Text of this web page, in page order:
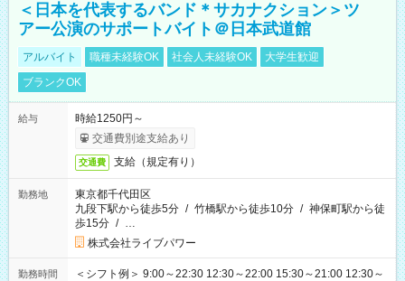
＜日本を代表するバンド＊サカナクション＞ツ
アー公演のサポートバイト＠日本武道館
アルバイト 職種未経験OK 社会人未経験OK
大学生歓迎
ブランクOK
給与
時給1250円～
交通費別途支給あり
交通費 支給（規定有り）
勤務地
東京都千代田区
九段下駅から徒歩5分 / 竹橋駅から徒歩10分 / 神保町駅から徒
歩15分 / …
株式会社ライブパワー
勤務時間
＜シフト例＞ 9:00～22:30 12:30～22:00 15:30～21:00 12:30～